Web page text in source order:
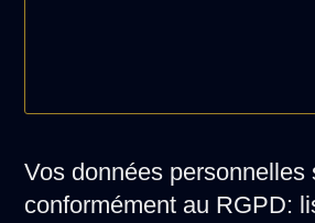
Vos données personnelles
conformément au RGPD: